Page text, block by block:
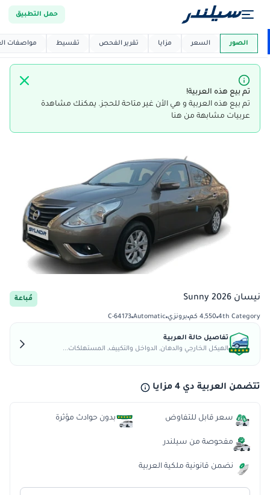
حمل التطبيق
العربية دي ماركت
تم بيع هذه العربية!
تم بيع هذه العربية و هي الأن غير متاحة للحجز. يمكنك مشاهدة
عربيات مشابهة من هنا
نيسان Sunny 2026 مُباعة
4th Category 4,550 كم برونزي Automatic
C-64173
تفاصيل حالة العربية
الهيكل الخارجي والدهان, الدواخل والتكييف, المستهلكات...
تتضمن العربية دي 4 مزايا
سعر قابل للتفاوض
مفحوصة من سيلندر
نضمن قانونية ملكية العربية
بدون حوادث مؤثرة
الصور السعر مزايا تقرير الفحص تقسيط مواصفات